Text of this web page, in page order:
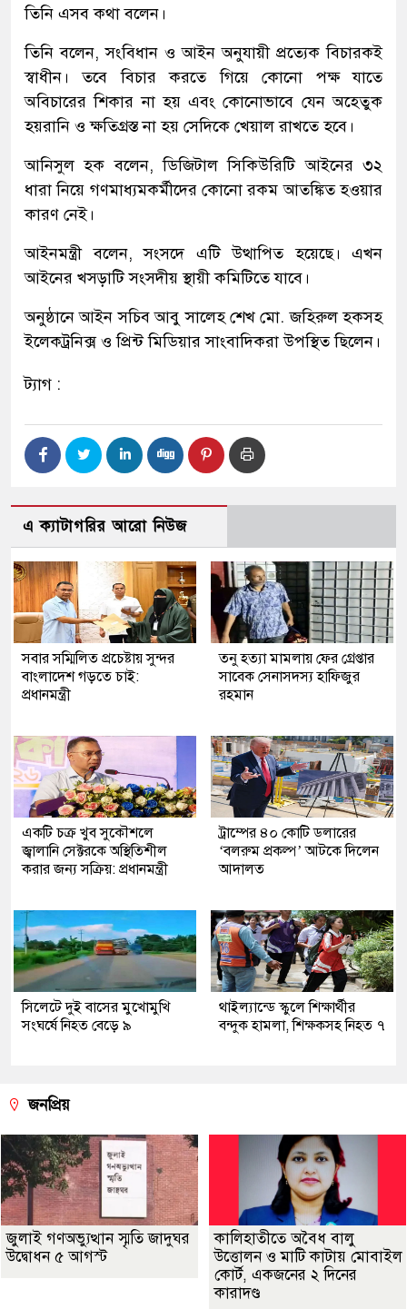
তিনি এসব কথা বলেন।
তিনি বলেন, সংবিধান ও আইন অনুযায়ী প্রত্যেক বিচারকই
স্বাধীন। তবে বিচার করতে গিয়ে কোনো পক্ষ যাতে
অবিচারের শিকার না হয় এবং কোনোভাবে যেন অহেতুক
হয়রানি ও ক্ষতিগ্রস্ত না হয় সেদিকে খেয়াল রাখতে হবে।
আনিসুল হক বলেন, ডিজিটাল সিকিউরিটি আইনের ৩২
ধারা নিয়ে গণমাধ্যমকর্মীদের কোনো রকম আতঙ্কিত হওয়ার
কারণ নেই।
আইনমন্ত্রী বলেন, সংসদে এটি উত্থাপিত হয়েছে। এখন
আইনের খসড়াটি সংসদীয় স্থায়ী কমিটিতে যাবে।
অনুষ্ঠানে আইন সচিব আবু সালেহ শেখ মো. জহিরুল হকসহ
ইলেকট্রনিক্স ও প্রিন্ট মিডিয়ার সাংবাদিকরা উপস্থিত ছিলেন।
ট্যাগ :
এ ক্যাটাগরির আরো নিউজ
সবার সম্মিলিত প্রচেষ্টায় সুন্দর
বাংলাদেশ গড়তে চাই:
প্রধানমন্ত্রী
তনু হত্যা মামলায় ফের গ্রেপ্তার
সাবেক সেনাসদস্য হাফিজুর
রহমান
একটি চক্র খুব সুকৌশলে
জ্বালানি সেক্টরকে অস্থিতিশীল
করার জন্য সক্রিয়: প্রধানমন্ত্রী
ট্রাম্পের ৪০ কোটি ডলারের
‘বলরুম প্রকল্প’ আটকে দিলেন
আদালত
সিলেটে দুই বাসের মুখোমুখি
সংঘর্ষে নিহত বেড়ে ৯
থাইল্যান্ডে স্কুলে শিক্ষার্থীর
বন্দুক হামলা, শিক্ষকসহ নিহত ৭
জনপ্রিয়
জুলাই গণঅভ্যুত্থান স্মৃতি জাদুঘর
উদ্বোধন ৫ আগস্ট
কালিহাতীতে অবৈধ বালু
উত্তোলন ও মাটি কাটায় মোবাইল
কোর্ট, একজনের ২ দিনের
কারাদণ্ড